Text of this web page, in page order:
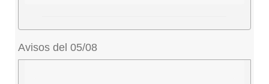
Avisos del 05/08